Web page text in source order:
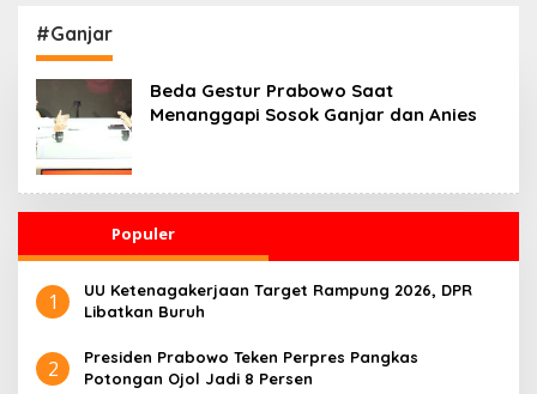
#Ganjar
Beda Gestur Prabowo Saat
Menanggapi Sosok Ganjar dan Anies
Populer
1
UU Ketenagakerjaan Target Rampung 2026, DPR
Libatkan Buruh
2
Presiden Prabowo Teken Perpres Pangkas
Potongan Ojol Jadi 8 Persen